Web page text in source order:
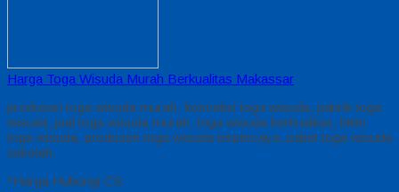
Harga Toga Wisuda Murah Berkualitas Makassar
produsen toga wisuda murah, konveksi toga wisuda, pabrik toga
wisuda, jual toga wisuda murah, toga wisuda berkualitas, bikin
toga wisuda, produsen toga wisuda terpercaya, paket toga wisuda
sekolah.
*Harga Hubungi CS